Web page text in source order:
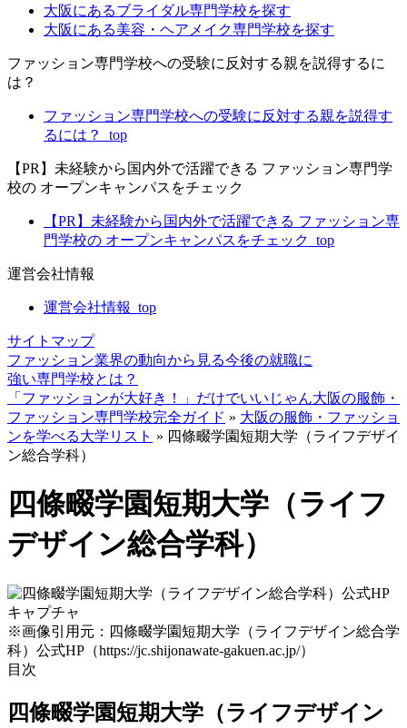
大阪にあるブライダル専門学校を探す
大阪にある美容・ヘアメイク専門学校を探す
ファッション専門学校への受験に反対する親を説得するに
は？
ファッション専門学校への受験に反対する親を説得す
るには？_top
【PR】未経験から国内外で活躍できる ファッション専門学
校の オープンキャンパスをチェック
【PR】未経験から国内外で活躍できる ファッション専
門学校の オープンキャンパスをチェック_top
運営会社情報
運営会社情報_top
サイトマップ
ファッション業界の動向から見る今後の就職に
強い専門学校とは？
「ファッションが大好き！」だけでいいじゃん大阪の服飾・
ファッション専門学校完全ガイド » 大阪の服飾・ファッショ
ンを学べる大学リスト » 四條畷学園短期大学（ライフデザイ
ン総合学科）
四條畷学園短期大学（ライフ
デザイン総合学科）
※画像引用元：四條畷学園短期大学（ライフデザイン総合学
科）公式HP（https://jc.shijonawate-gakuen.ac.jp/）
目次
四條畷学園短期大学（ライフデザイン